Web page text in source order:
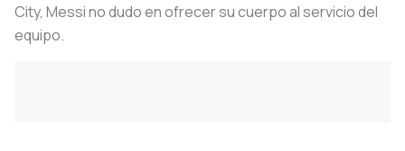
City, Messi no dudo en ofrecer su cuerpo al servicio del
equipo.